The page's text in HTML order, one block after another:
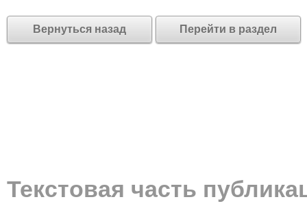
Вернуться назад Перейти в раздел
Текстовая часть